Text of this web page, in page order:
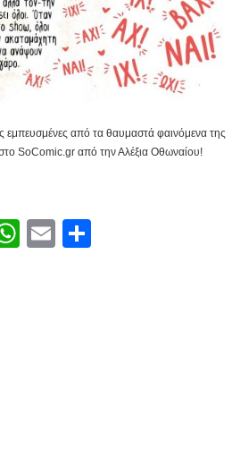
εμπευσμένες από τα θαυμαστά φαινόμενα της
SoComic.gr από την Αλέξια Οθωναίου!
WhatsApp
Email